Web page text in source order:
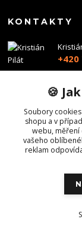
KONTAKTY
+420
🍪
Soubory
shopu a v
webu, měření
vašeho
reklam